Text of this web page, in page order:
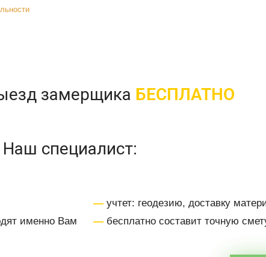
замерщика БЕСПЛАТНО
Наш специалист:
именно Вам
—учтет: геодезию, доставку
—бесплатно составит точную